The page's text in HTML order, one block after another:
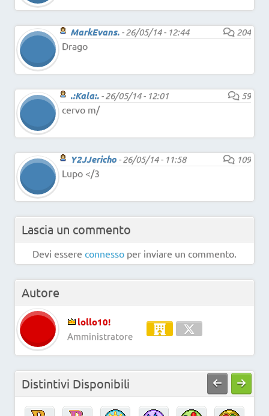
MarkEvans. -26/05/14 - 12:44
204
Drago
.:Kala:. -26/05/14 - 12:01
59
cervo m/
Y2JJericho -26/05/14 - 11:58
109
Lupo </3
Lascia un commento
Devi essere connesso per inviare un commento.
Autore
lollo10!
Amministratore
Distintivi Disponibili